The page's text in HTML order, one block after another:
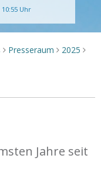
Uhr
> Presseraum > 2025 >
Jahre seit